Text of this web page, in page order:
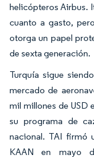
helicópteros Airbus.
cuanto a gasto,
otorga un papel
de sexta generación.
Turquía sigue
mercado de
mil millones de USD
su programa de
nacional. TAI firmó
KAAN en mayo